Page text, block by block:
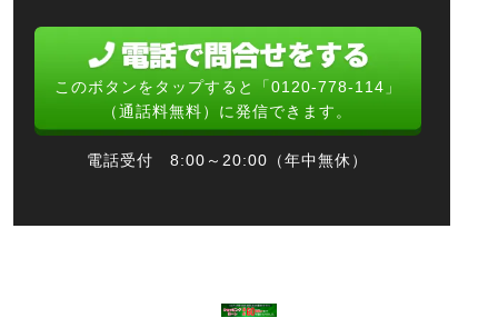
このボタンをタップすると「0120-778-114」
（通話料無料）に発信できます。
電話受付 8:00～20:00（年中無休）